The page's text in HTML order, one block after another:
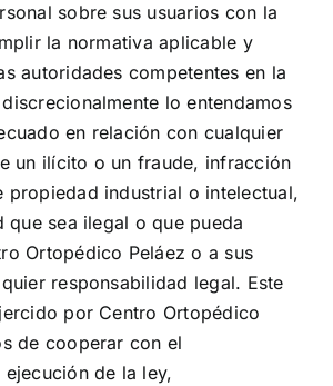
sobre sus usuarios con la
la normativa aplicable y
autoridades competentes en la
lo entendamos
en relación con cualquier
un ilícito o un fraude, infracción
propiedad industrial o intelectual,
que sea ilegal o que pueda
Ortopédico Peláez o a sus
responsabilidad legal. Este
por Centro Ortopédico
de cooperar con el
de la ley,